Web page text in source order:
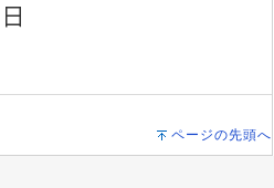
ページの先頭へ